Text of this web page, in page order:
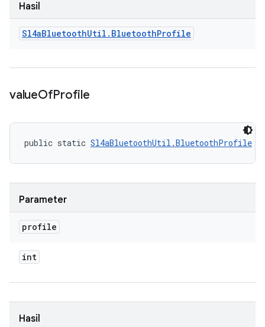
Hasil
Sl4aBluetoothUtil . BluetoothProfile
valueOfProfile
public static Sl4aBluetoothUtil.BluetoothProfile
Parameter
profile
int
Hasil